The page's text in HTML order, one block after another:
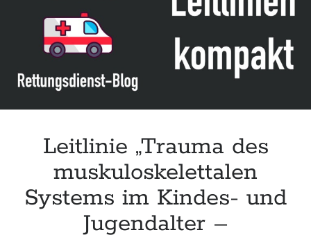
Leitlinie „Management of Hypercalcaemia in Adult Patients in the
Emergency Department“ der IAEM
Leitlinie „Behavioural Emergencies in Emergency Departments“ der IFEM
Leitlinie „Management of Acute Upper Gastrointestinal Bleeding in the
Leitlinie „Management of brief resolved unexplained events (BRUE) in
infants“ der CPS
Leitlinie „Trauma des
muskuloskelettalen
Systems im Kindes- und
Jugendalter –